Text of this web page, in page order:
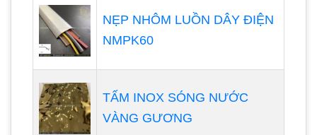
NẸP NHÔM LUỒN DÂY ĐIỆN
NMPK60
TẤM INOX SÓNG NƯỚC
VÀNG GƯƠNG